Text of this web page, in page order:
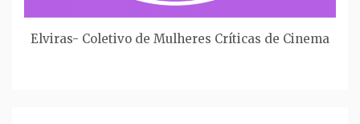
Elviras- Coletivo de Mulheres Críticas de Cinema